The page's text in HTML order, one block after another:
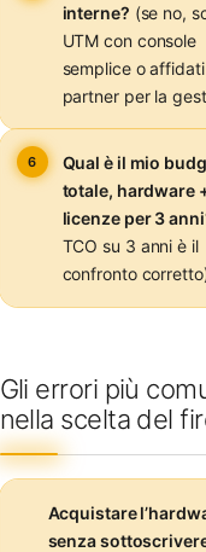
interne? (se no,
UTM con console
semplice o
partner per la
Qual è il mio
totale, hardware
licenze per 3
TCO su 3 anni è il
confronto
Gli errori più
nella scelta del
Acquistare
senza